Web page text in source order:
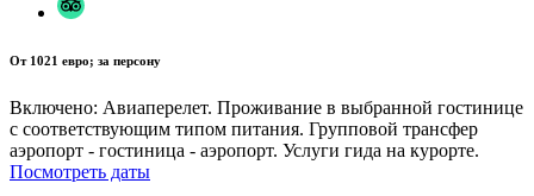
От 1021 евро; за персону
Включено: Авиаперелет. Проживание в выбранной гостинице
с соответствующим типом питания. Групповой трансфер
аэропорт - гостиница - аэропорт. Услуги гида на курорте.
Посмотреть даты